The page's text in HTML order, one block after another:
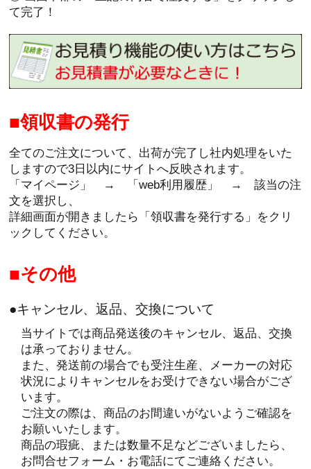
て完了！
領収書の発行
全てのご注文について、出荷が完了し社内処理をいた
しますので3日以内にサイトへ反映されます。
「マイページ」 → 「web利用履歴」 → 該当の注
文を選択し、
詳細画面が開きましたら「領収書を発行する」をクリ
ックしてください。
その他
●キャンセル、返品、交換について
当サイトでは商品発送後のキャンセル、返品、交換
は承っておりません。
また、発送前の場合でも受注生産、メーカーの対応
状況によりキャンセルをお受けできない場合がござ
います。
ご注文の際は、商品のお間違いがないようご確認を
お願いいたします。
商品の瑕疵、または数量不足などございましたら、
お問合せフォーム・お電話にてご連絡ください。